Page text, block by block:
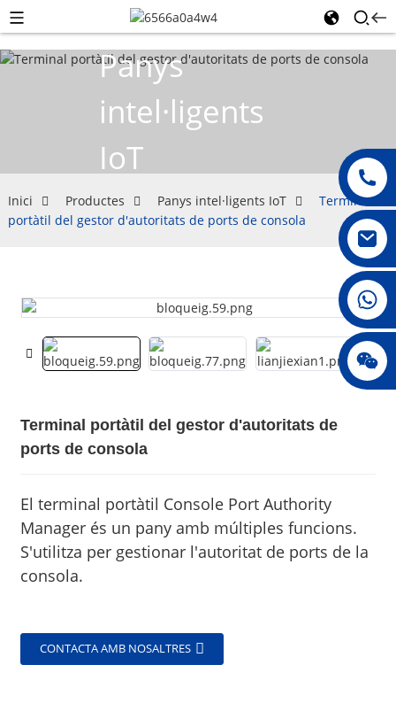
008615396811719
jenny010678
Panys
intel·ligents
IoT
Inici Productes Panys intel·ligents IoT
Terminal
portàtil del gestor d'autoritats de ports de consola
Terminal portàtil del gestor d'autoritats de
ports de consola
El terminal portàtil Console Port Authority
Manager és un pany amb múltiples funcions.
S'utilitza per gestionar l'autoritat de ports de la
consola.
CONTACTA AMB NOSALTRES